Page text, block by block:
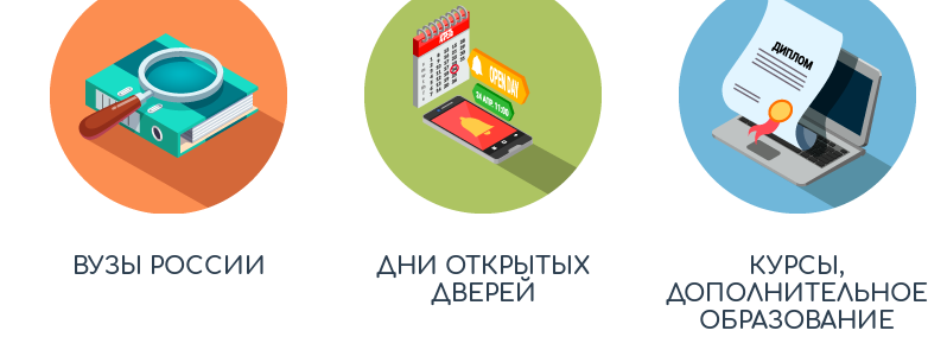
ВУЗЫ РОССИИ
ДНИ ОТКРЫТЫХ
ДВЕРЕЙ
КУРСЫ,
ДОПОЛНИТЕЛЬНОЕ
ОБРАЗОВАНИЕ